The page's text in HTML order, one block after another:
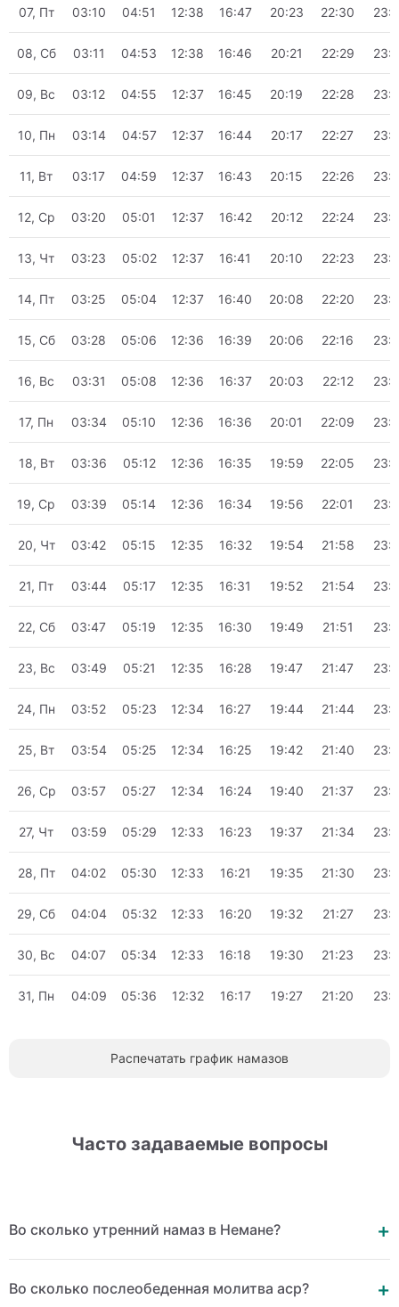
07, Пт 03:10 04:51 12:38 16:47 20:23 22:30
08, Сб 03:11 04:53 12:38 16:46 20:21 22:29
09, Вс 03:12 04:55 12:37 16:45 20:19 22:28
10, Пн 03:14 04:57 12:37 16:44 20:17 22:27
11, Вт 03:17 04:59 12:37 16:43 20:15 22:26
12, Ср 03:20 05:01 12:37 16:42 20:12 22:24
13, Чт 03:23 05:02 12:37 16:41 20:10 22:23
14, Пт 03:25 05:04 12:37 16:40 20:08 22:20
15, Сб 03:28 05:06 12:36 16:39 20:06 22:16
16, Вс 03:31 05:08 12:36 16:37 20:03 22:12
17, Пн 03:34 05:10 12:36 16:36 20:01 22:09
18, Вт 03:36 05:12 12:36 16:35 19:59 22:05
19, Ср 03:39 05:14 12:36 16:34 19:56 22:01
20, Чт 03:42 05:15 12:35 16:32 19:54 21:58
21, Пт 03:44 05:17 12:35 16:31 19:52 21:54
22, Сб 03:47 05:19 12:35 16:30 19:49 21:51
23, Вс 03:49 05:21 12:35 16:28 19:47 21:47
24, Пн 03:52 05:23 12:34 16:27 19:44 21:44
25, Вт 03:54 05:25 12:34 16:25 19:42 21:40
26, Ср 03:57 05:27 12:34 16:24 19:40 21:37
27, Чт 03:59 05:29 12:33 16:23 19:37 21:34
28, Пт 04:02 05:30 12:33 16:21 19:35 21:30
29, Сб 04:04 05:32 12:33 16:20 19:32 21:27
30, Вс 04:07 05:34 12:33 16:18 19:30 21:23
31, Пн 04:09 05:36 12:32 16:17 19:27 21:20
Распечатать график намазов
Часто задаваемые вопросы
Во сколько утренний намаз в Немане?
Во сколько послеобеденная молитва аср?